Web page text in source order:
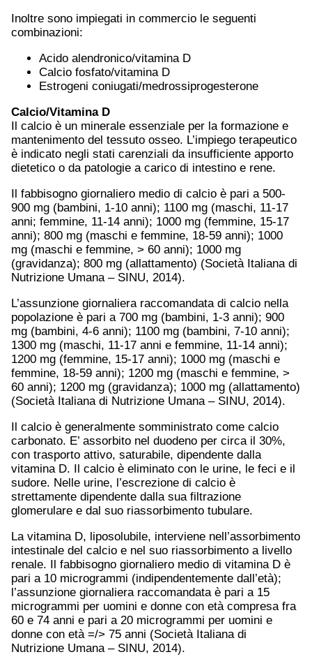
Inoltre sono impiegati in commercio le seguenti
combinazioni:
Acido alendronico/vitamina D
Calcio fosfato/vitamina D
Estrogeni coniugati/medrossiprogesterone
Calcio/Vitamina D
Il calcio è un minerale essenziale per la formazione e
mantenimento del tessuto osseo. L’impiego terapeutico
è indicato negli stati carenziali da insufficiente apporto
dietetico o da patologie a carico di intestino e rene.
Il fabbisogno giornaliero medio di calcio è pari a 500-
900 mg (bambini, 1-10 anni); 1100 mg (maschi, 11-17
anni; femmine, 11-14 anni); 1000 mg (femmine, 15-17
anni); 800 mg (maschi e femmine, 18-59 anni); 1000
mg (maschi e femmine, > 60 anni); 1000 mg
(gravidanza); 800 mg (allattamento) (Società Italiana di
Nutrizione Umana – SINU, 2014).
L’assunzione giornaliera raccomandata di calcio nella
popolazione è pari a 700 mg (bambini, 1-3 anni); 900
mg (bambini, 4-6 anni); 1100 mg (bambini, 7-10 anni);
1300 mg (maschi, 11-17 anni e femmine, 11-14 anni);
1200 mg (femmine, 15-17 anni); 1000 mg (maschi e
femmine, 18-59 anni); 1200 mg (maschi e femmine, >
60 anni); 1200 mg (gravidanza); 1000 mg (allattamento)
(Società Italiana di Nutrizione Umana – SINU, 2014).
Il calcio è generalmente somministrato come calcio
carbonato. E’ assorbito nel duodeno per circa il 30%,
con trasporto attivo, saturabile, dipendente dalla
vitamina D. Il calcio è eliminato con le urine, le feci e il
sudore. Nelle urine, l’escrezione di calcio è
strettamente dipendente dalla sua filtrazione
glomerulare e dal suo riassorbimento tubulare.
La vitamina D, liposolubile, interviene nell’assorbimento
intestinale del calcio e nel suo riassorbimento a livello
renale. Il fabbisogno giornaliero medio di vitamina D è
pari a 10 microgrammi (indipendentemente dall’età);
l’assunzione giornaliera raccomandata è pari a 15
microgrammi per uomini e donne con età compresa fra
60 e 74 anni e pari a 20 microgrammi per uomini e
donne con età =/> 75 anni (Società Italiana di
Nutrizione Umana – SINU, 2014).